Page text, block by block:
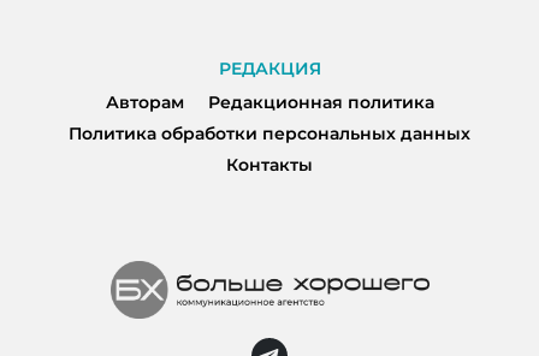
РЕДАКЦИЯ
Авторам
Редакционная политика
Политика обработки персональных данных
Контакты